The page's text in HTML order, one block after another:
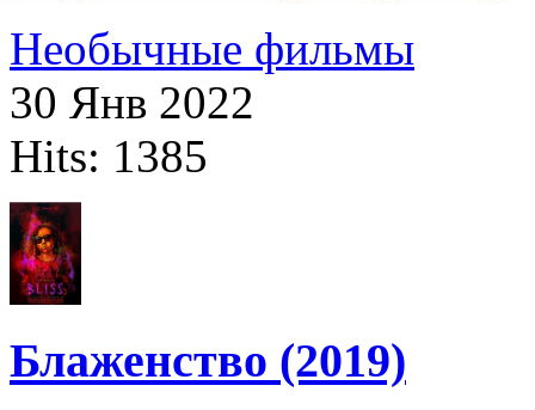
Необычные фильмы
30 Янв 2022
Hits: 1385
Блаженство (2019)